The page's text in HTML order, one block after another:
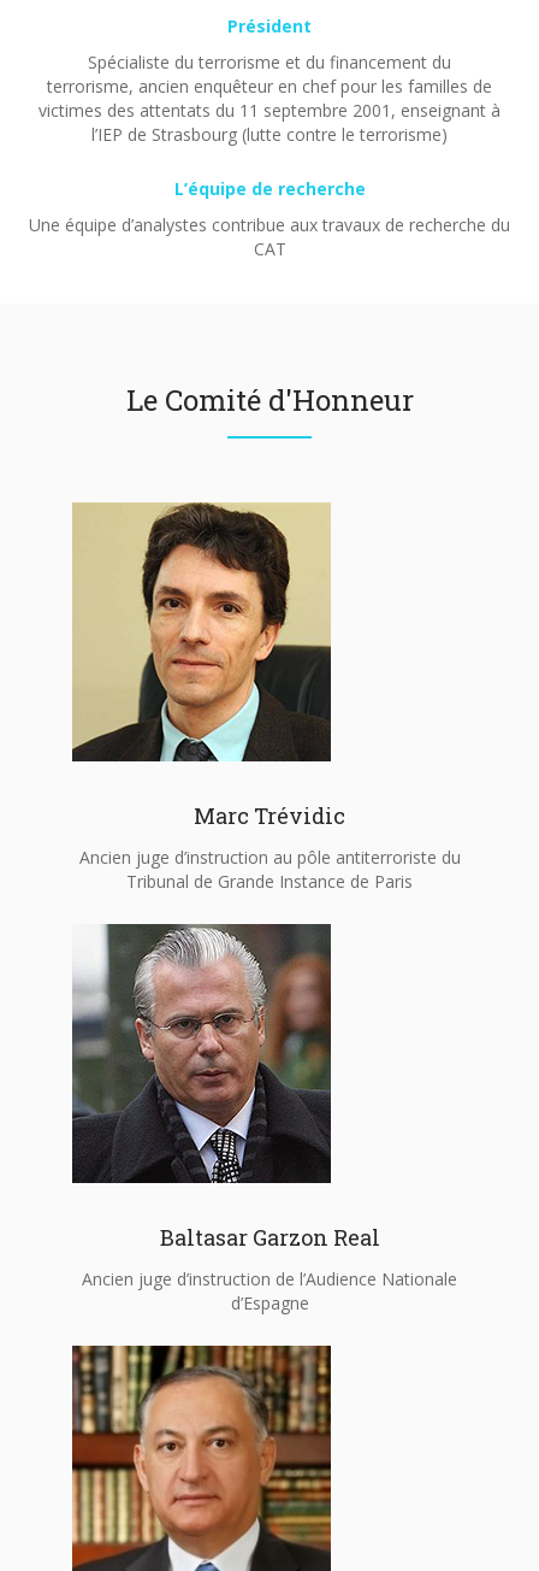
Président
Spécialiste du terrorisme et du financement du
terrorisme, ancien enquêteur en chef pour les familles de
victimes des attentats du 11 septembre 2001, enseignant à
l’IEP de Strasbourg (lutte contre le terrorisme)
L’équipe de recherche
Une équipe d’analystes contribue aux travaux de recherche du
CAT
Le Comité d'Honneur
Marc Trévidic
Ancien juge d’instruction au pôle antiterroriste du
Tribunal de Grande Instance de Paris
Baltasar Garzon Real
Ancien juge d’instruction de l’Audience Nationale
d’Espagne